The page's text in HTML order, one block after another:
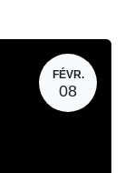
FÉVR.
08